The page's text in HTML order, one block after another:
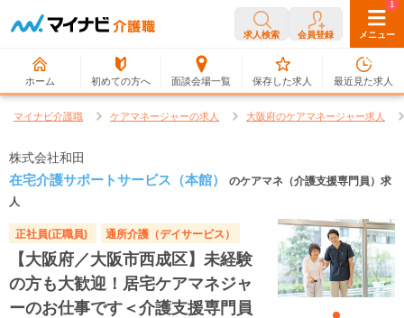
求人検索 会員登録 メニュー
ホーム 初めての方へ 面談会場一覧
0
保存した求人
1
最近見た求人
マイナビ介護職 ケアマネージャーの求人 大阪府のケアマネージャー求人
株式会社和田
在宅介護サポートサービス（本館）
のケアマネ（介護支援専門員）求
人
正社員(正職員) 通所介護（デイサービス）
【大阪府／大阪市西成区】未経験
の方も大歓迎！居宅ケアマネジャ
ーのお仕事です＜介護支援専門員